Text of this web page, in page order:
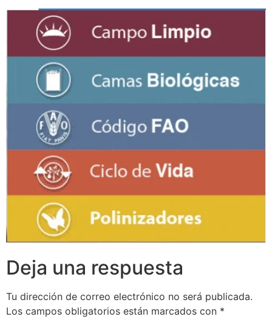
Deja una respuesta
Tu dirección de correo electrónico no será publicada.
Los campos obligatorios están marcados con *